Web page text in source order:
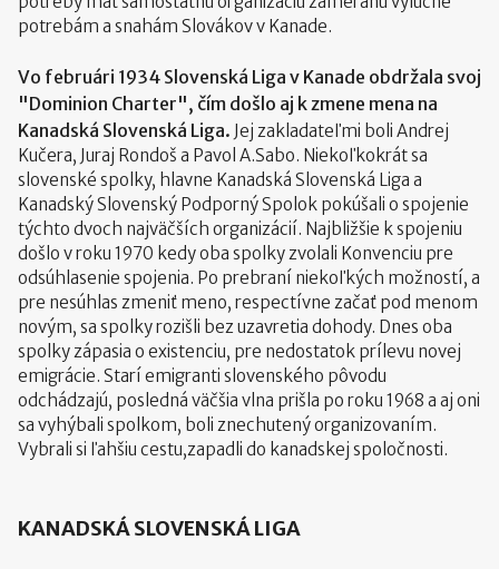
potrebám a snahám Slovákov v Kanade.
Vo februári 1934 Slovenská Liga v Kanade obdržala svoj
"Dominion Charter", čím došlo aj k zmene mena na
Kanadská Slovenská Liga. Jej zakladateľmi boli Andrej
Kučera, Juraj Rondoš a Pavol A.Sabo. Niekoľkokrát sa
slovenské spolky, hlavne Kanadská Slovenská Liga a
Kanadský Slovenský Podporný Spolok pokúšali o spojenie
týchto dvoch najväčších organizácií. Najbližšie k spojeniu
došlo v roku 1970 kedy oba spolky zvolali Konvenciu pre
odsúhlasenie spojenia. Po prebraní niekoľkých možností, a
pre nesúhlas zmeniť meno, respectívne začať pod menom
novým, sa spolky rozišli bez uzavretia dohody. Dnes oba
spolky zápasia o existenciu, pre nedostatok prílevu novej
emigrácie. Starí emigranti slovenského pôvodu
odchádzajú, posledná väčšia vlna prišla po roku 1968 a aj oni
sa vyhýbali spolkom, boli znechutený organizovaním.
Vybrali si ľahšiu cestu,zapadli do kanadskej spoločnosti.
KANADSKÁ SLOVENSKÁ LIGA